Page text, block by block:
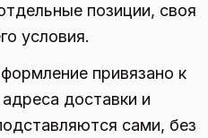
позиции, своя
условия.
привязано к
доставки и
сами, без